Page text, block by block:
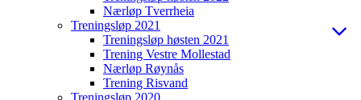
Nærløp Tverrheia
Treningsløp 2021
Treningsløp høsten 2021
Trening Vestre Mollestad
Nærløp Røynås
Trening Risvand